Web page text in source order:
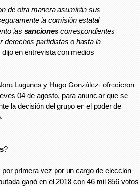
de otra manera asumirán sus
la comisión estatal
las sanciones correspondientes
derechos partidistas o hasta la
dijo en entrevista con medios
Lagunes y Hugo González- ofrecieron
04 de agosto, para anunciar que se
la decisión del grupo en el poder de
.
?
por primera vez por un cargo de elección
ganó en el 2018 con 46 mil 856 votos